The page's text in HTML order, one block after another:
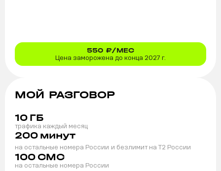
550 ₽/МЕС
Цена заморожена до конца 2027 г.
МОЙ РАЗГОВОР
10 ГБ
трафика каждый месяц
200 минут
на остальные номера России и безлимит на T2 России
100 СМС
на остальные номера России